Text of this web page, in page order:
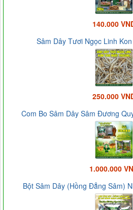
140.000
Sâm Dây Tươi Ngọc Linh
250.000
Com Bo Sâm Dây Sâm Đương
1.000.000
Bột Sâm Dây (Hồng Đẳng Sâm)